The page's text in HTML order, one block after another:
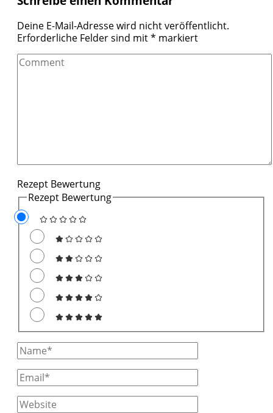
Deine E-Mail-Adresse wird nicht veröffentlicht.
Erforderliche Felder sind mit* markiert
Comment
Rezept Bewertung
Rezept Bewertung
Full
Name
Email
Website